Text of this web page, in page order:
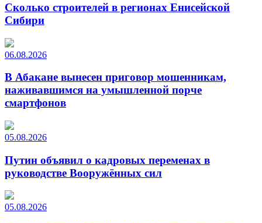
Сколько строителей в регионах Енисейской
Сибири
06.08.2026
В Абакане вынесен приговор мошенникам,
наживавшимся на умышленной порче
смартфонов
05.08.2026
Путин объявил о кадровых переменах в
руководстве Вооружённых сил
05.08.2026